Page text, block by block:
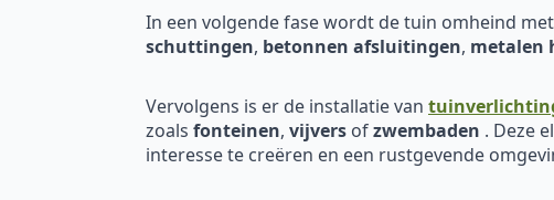
In een volgende fase wordt de tuin omheind
schuttingen, betonnen afsluitingen, metalen
Vervolgens is er de installatie van
zoals fonteinen, vijvers ofzwembaden . Deze
interesse te creëren en een rustgevende